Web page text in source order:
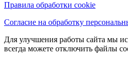
Правила обработки cookie
Согласие на обработку
Для улучшения работы сайта мы
всегда можете отключить файлы